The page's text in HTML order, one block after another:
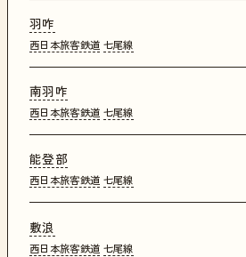
羽咋
西日本旅客鉄道 七尾線
南羽咋
西日本旅客鉄道 七尾線
能登部
西日本旅客鉄道 七尾線
敷浪
西日本旅客鉄道 七尾線